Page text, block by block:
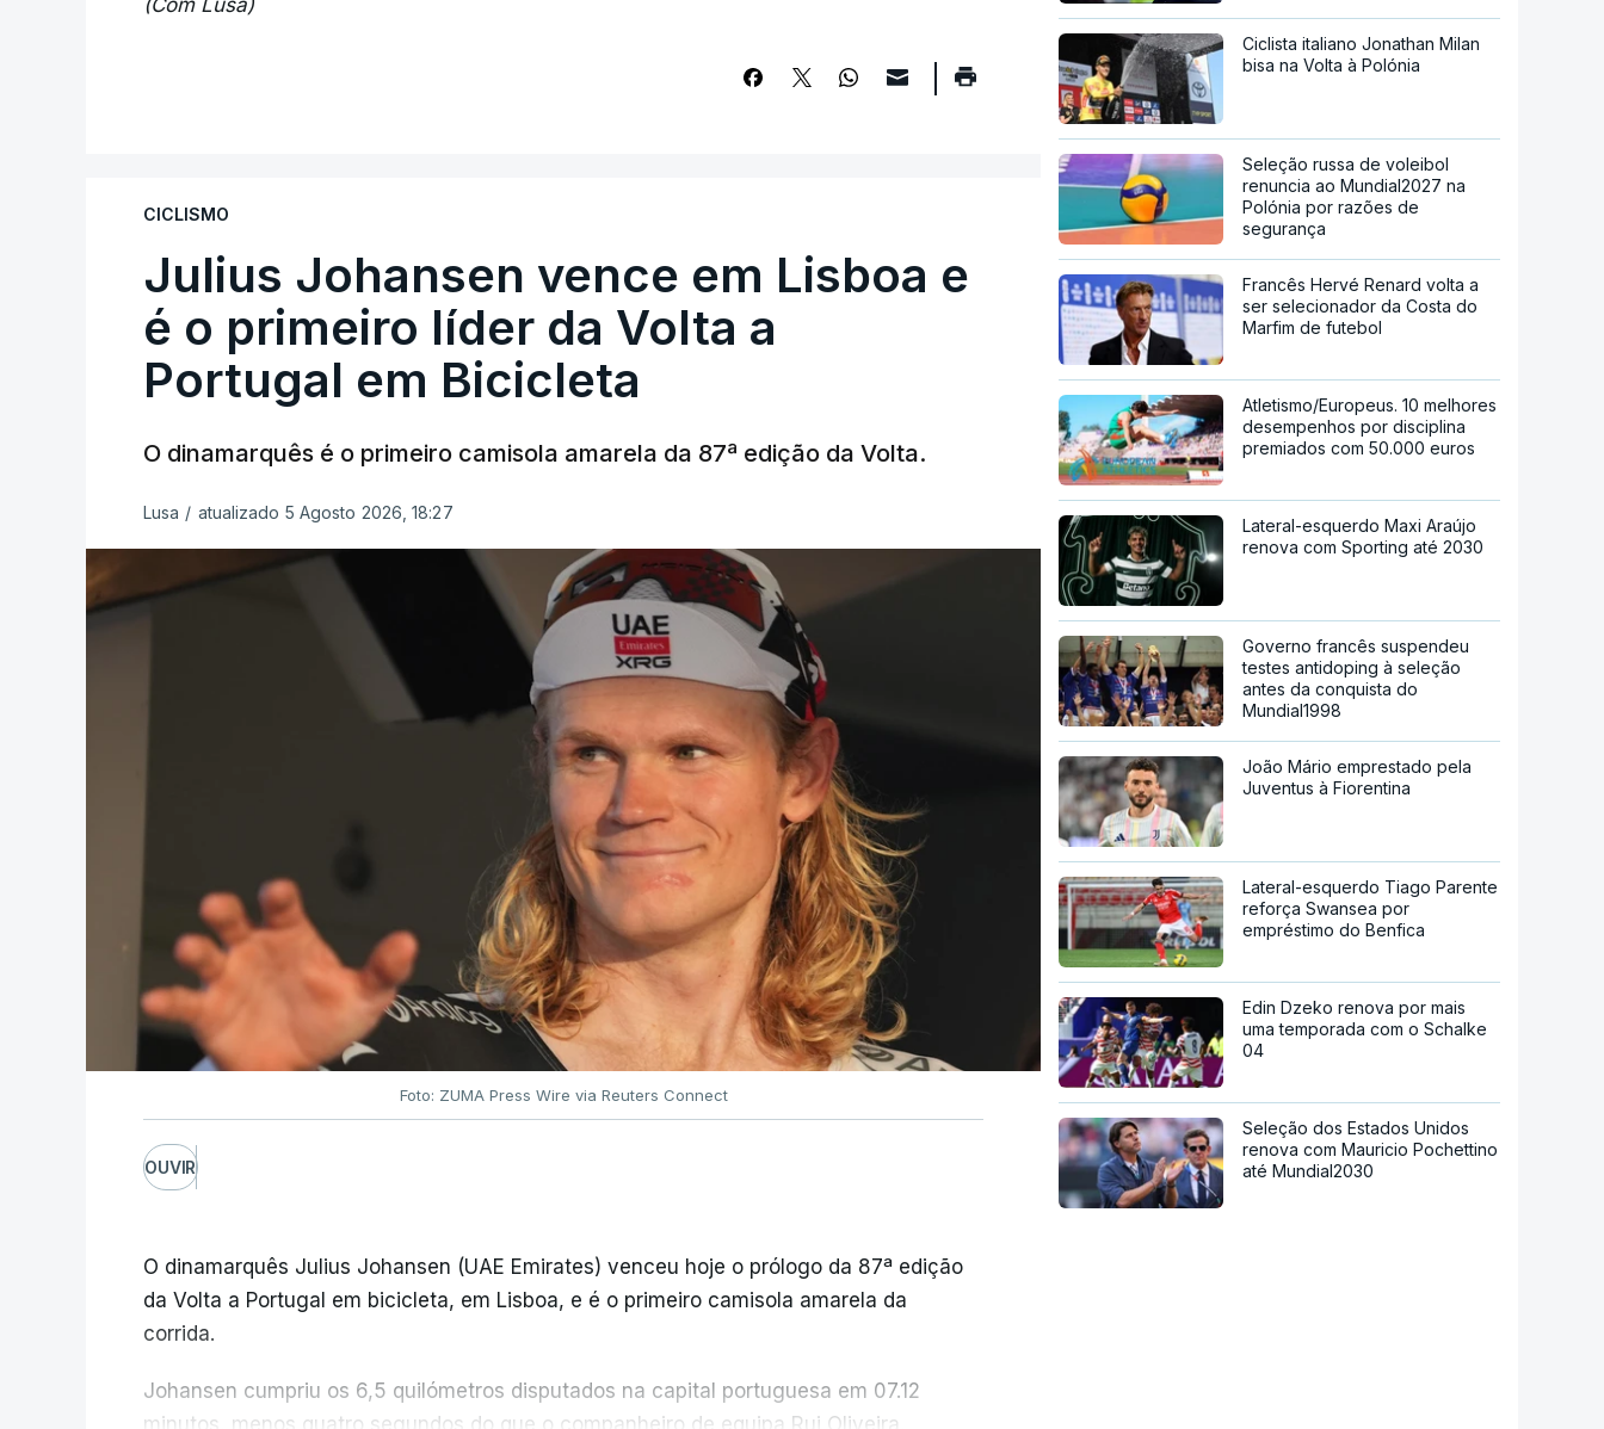
(Com Lusa)
CICLISMO
Julius Johansen vence em Lisboa e
é o primeiro líder da Volta a
Portugal em Bicicleta
O dinamarquês é o primeiro camisola amarela da 87ª edição da Volta.
Lusa / atualizado 5 Agosto 2026, 18:27
Foto: ZUMA Press Wire via Reuters Connect
OUVIR
O dinamarquês Julius Johansen (UAE Emirates) venceu hoje o prólogo da 87ª edição
da Volta a Portugal em bicicleta, em Lisboa, e é o primeiro camisola amarela da
corrida.
Johansen cumpriu os 6,5 quilómetros disputados na capital portuguesa em 07.12
Ciclista italiano Jonathan Milan
bisa na Volta à Polónia
Seleção russa de voleibol
renuncia ao Mundial2027 na
Polónia por razões de
segurança
Francês Hervé Renard volta a
ser selecionador da Costa do
Marfim de futebol
Atletismo/Europeus. 10 melhores
desempenhos por disciplina
premiados com 50.000 euros
Lateral-esquerdo Maxi Araújo
renova com Sporting até 2030
Governo francês suspendeu
testes antidoping à seleção
antes da conquista do
Mundial1998
João Mário emprestado pela
Juventus à Fiorentina
Lateral-esquerdo Tiago Parente
reforça Swansea por
empréstimo do Benfica
Edin Dzeko renova por mais
uma temporada com o Schalke
04
Seleção dos Estados Unidos
renova com Mauricio Pochettino
até Mundial2030